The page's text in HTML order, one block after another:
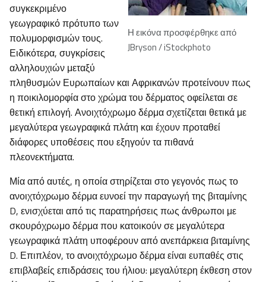
Η εικόνα προσφέρθηκε από
JBryson / iStockphoto
συγκεκριμένο
γεωγραφικό πρότυπο των
πολυμορφισμών τους.
Ειδικότερα, συγκρίσεις
αλληλουχιών μεταξύ
πληθυσμών Ευρωπαίων και Αφρικανών προτείνουν πως
η ποικιλομορφία στο χρώμα του δέρματος οφείλεται σε
θετική επιλογή. Ανοιχτόχρωμο δέρμα σχετίζεται θετικά με
μεγαλύτερα γεωγραφικά πλάτη και έχουν προταθεί
διάφορες υποθέσεις που εξηγούν τα πιθανά
πλεονεκτήματα.
Μία από αυτές, η οποία στηρίζεται στο γεγονός πως το
ανοιχτόχρωμο δέρμα ευνοεί την παραγωγή της βιταμίνης
D, ενισχύεται από τις παρατηρήσεις πως άνθρωποι με
σκουρόχρωμο δέρμα που κατοικούν σε μεγαλύτερα
γεωγραφικά πλάτη υποφέρουν από ανεπάρκεια βιταμίνης
D. Επιπλέον, το ανοιχτόχρωμο δέρμα είναι ευπαθές στις
επιβλαβείς επιδράσεις του ήλιου: μεγαλύτερη έκθεση στον